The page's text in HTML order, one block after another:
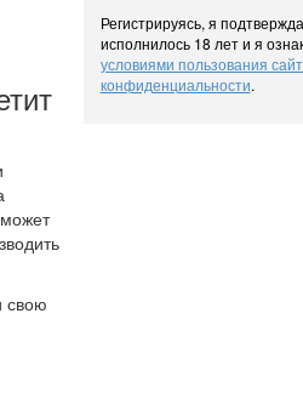
свою
Регистрируясь, я
исполнилось 18 лет и я
условиями пользования
конфиденциальности.